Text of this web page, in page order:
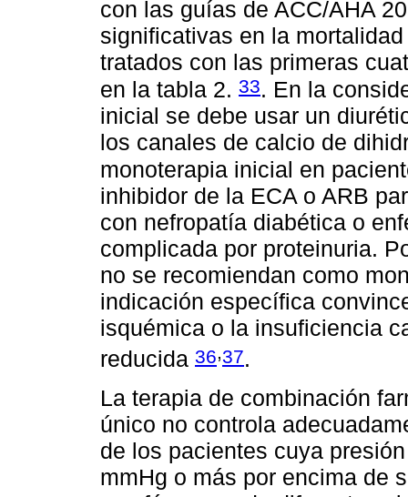
con las guías de ACC/AHA
significativas en la
tratados con las primeras
en la tabla 2. 33. En la
inicial se debe usar un
los canales de calcio de
monoterapia inicial en
inhibidor de la ECA o ARB
con nefropatía diabética o
complicada por proteinuria.
no se recomiendan como
indicación específica
isquémica o la insuficiencia
reducida 36,37.
La terapia de combinación
único no controla
de los pacientes cuya
mmHg o más por encima de